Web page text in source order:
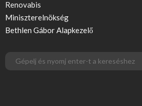
Renovabis
Miniszterelnökség
Bethlen Gábor Alapkezelő